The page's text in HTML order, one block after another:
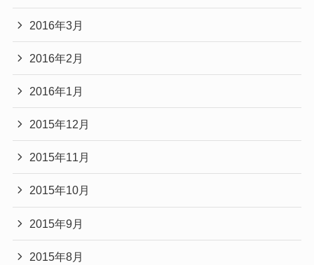
2016年3月
2016年2月
2016年1月
2015年12月
2015年11月
2015年10月
2015年9月
2015年8月